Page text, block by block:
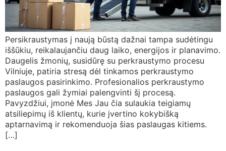
Persikraustymas į naują būstą dažnai tampa sudėtingu
iššūkiu, reikalaujančiu daug laiko, energijos ir planavimo.
Daugelis žmonių, susidūrę su perkraustymo procesu
Vilniuje, patiria stresą dėl tinkamos perkraustymo
paslaugos pasirinkimo. Profesionalios perkraustymo
paslaugos gali žymiai palengvinti šį procesą.
Pavyzdžiui, įmonė Mes Jau čia sulaukia teigiamų
atsiliepimų iš klientų, kurie įvertino kokybišką
aptarnavimą ir rekomenduoja šias paslaugas kitiems.
[…]